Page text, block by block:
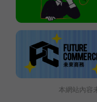
本網站內容